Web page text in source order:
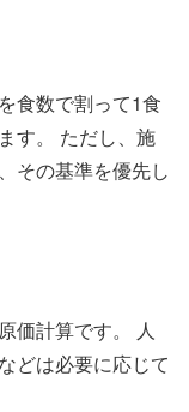
食数で割って1食
す。 ただし、施
その基準を優先し
価計算です。 人
どは必要に応じて